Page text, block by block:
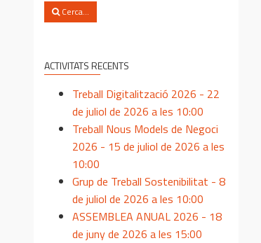
Cerca...
ACTIVITATS RECENTS
Treball Digitalització 2026 - 22
de juliol de 2026 a les 10:00
Treball Nous Models de Negoci
2026 - 15 de juliol de 2026 a les
10:00
Grup de Treball Sostenibilitat - 8
de juliol de 2026 a les 10:00
ASSEMBLEA ANUAL 2026 - 18
de juny de 2026 a les 15:00